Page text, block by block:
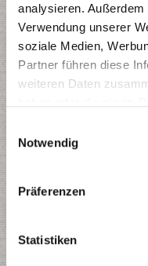
analysieren.
Verwendung unserer
soziale Medien,
Partner führen diese
weiteren Daten
Notwendig
Präferenzen
Statistiken
Wipperfürth
PDF-Dateien zum
allgemeine
Standort und Termine
Nutzen Sie das
schnellstmöglich um Ihr